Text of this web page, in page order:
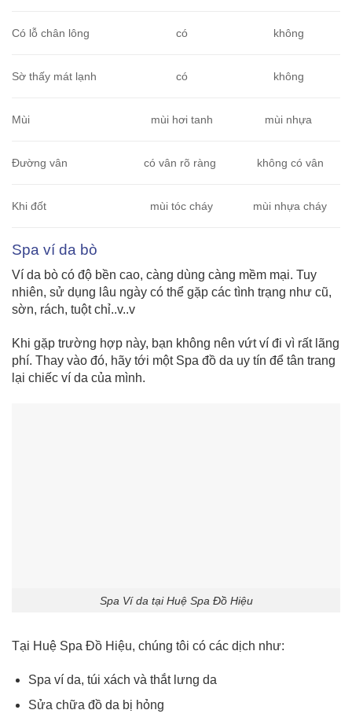
Có lỗ chân lông có không
Sờ thấy mát lạnh có không
Mùi mùi hơi tanh mùi nhựa
Đường vân có vân rõ ràng không có vân
Khi đốt mùi tóc cháy mùi nhựa cháy
Spa ví da bò
Ví da bò có độ bền cao, càng dùng càng mềm mại. Tuy
nhiên, sử dụng lâu ngày có thể gặp các tình trạng như cũ,
sờn, rách, tuột chỉ..v..v
Khi gặp trường hợp này, bạn không nên vứt ví đi vì rất lãng
phí. Thay vào đó, hãy tới một Spa đồ da uy tín để tân trang
lại chiếc ví da của mình.
Spa Ví da tại Huệ Spa Đồ Hiệu
Tại Huệ Spa Đồ Hiệu, chúng tôi có các dịch như:
Spa ví da, túi xách và thắt lưng da
Sửa chữa đồ da bị hỏng